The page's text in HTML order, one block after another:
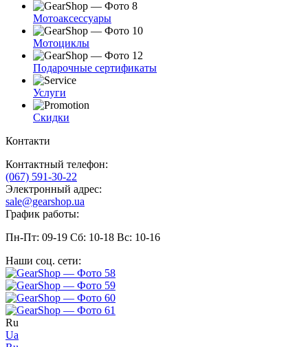
Мотоаксессуары
Мотоциклы
Подарочные сертификаты
Услуги
Скидки
Контакти
Контактный телефон:
(067) 591-30-22
Электронный адрес:
sale@gearshop.ua
График работы:
Пн-Пт: 09-19 Сб: 10-18 Вс: 10-16
Наши соц. сети:
Ru
Ua